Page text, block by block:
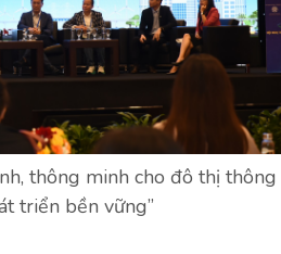
thông minh cho đô thị thông
triển bền vững”